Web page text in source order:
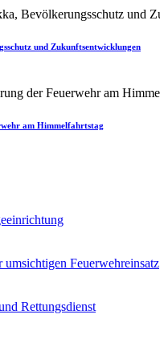
und Zukunftsentwicklungen
am Himmelfahrtstag
Feuerwehreinsatz
Rettungsdienst